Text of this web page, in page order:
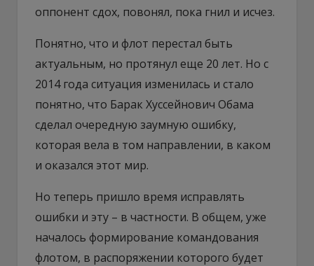
оппонент сдох, повонял, пока гнил и исчез.
Понятно, что и флот перестал быть
актуальным, но протянул еще 20 лет. Но с
2014 года ситуация изменилась и стало
понятно, что Барак Хуссейнович Обама
сделал очередную заумную ошибку,
которая вела в том направлении, в каком
и оказался этот мир.
Но теперь пришло время исправлять
ошибки и эту – в частности. В общем, уже
началось формирование командования
флотом, в распоряжении которого будет